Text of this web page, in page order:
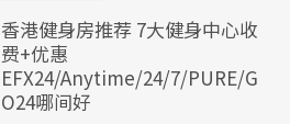
香港健身房推荐 7大健身中心收
费+优惠
EFX24/Anytime/24/7/PURE/G
O24哪间好